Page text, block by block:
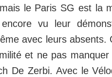
le Paris SG est la
vu leur
avec leurs
et ne pas
De Zerbi. Avec le